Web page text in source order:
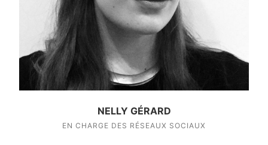
NELLY GÉRARD
EN CHARGE DES RÉSEAUX SOCIAUX